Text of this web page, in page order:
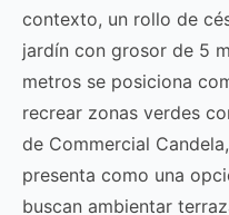
contexto, un rollo de
jardín con grosor de 5
metros se posiciona
recrear zonas verdes
de Commercial
presenta como una
buscan ambientar